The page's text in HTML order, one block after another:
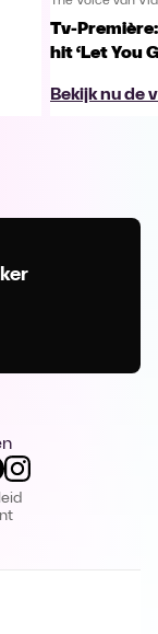
Tv-
hit ‘Let You
Bekijk nu de